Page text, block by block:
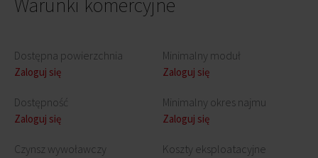
Dostępna powierzchnia
Zaloguj się
Dostępność
Zaloguj się
Czynsz wywoławczy
Minimalny moduł
Zaloguj się
Minimalny okres najmu
Zaloguj się
Koszty eksploatacyjne